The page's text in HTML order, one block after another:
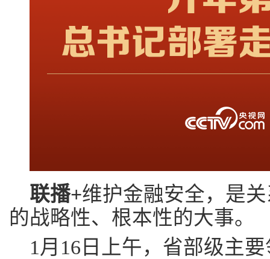
联播+维护金融安全，是
的战略性、根本性的大事。
1月16日上午，省部级主